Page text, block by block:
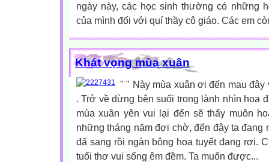
ngày này, các học sinh thường có những
của mình đối với quí thầy cô giáo. Các em
Khát vọng mùa xuân
" " Này mùa xuân ơi đến mau
. Trở về dừng bên suối trong lành nhìn hoa
mùa xuân yên vui lại đến sẽ thấy muôn
những tháng năm đợi chờ, đến đây ta đang
đã sang rồi ngàn bông hoa tuyết đang rơi.
tuổi thơ vui sống êm đềm. Ta muốn được...